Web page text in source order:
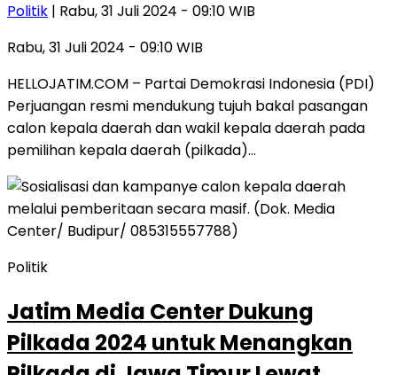
Politik | Rabu, 31 Juli 2024 - 09:10 WIB
Rabu, 31 Juli 2024 - 09:10 WIB
HELLOJATIM.COM – Partai Demokrasi Indonesia (PDI)
Perjuangan resmi mendukung tujuh bakal pasangan
calon kepala daerah dan wakil kepala daerah pada
pemilihan kepala daerah (pilkada)…
Politik
Jatim Media Center Dukung
Pilkada 2024 untuk Menangkan